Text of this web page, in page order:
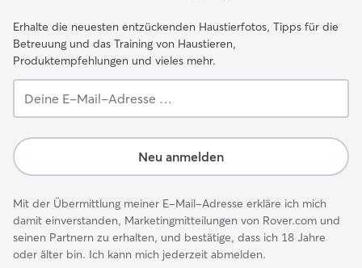
Erhalte die neuesten entzückenden Haustierfotos, Tipps für die
Betreuung und das Training von Haustieren,
Produktempfehlungen und vieles mehr.
E-
Adresse …
Neu anmelden
Mit der Übermittlung meiner E-Mail-Adresse erkläre ich mich
damit einverstanden, Marketingmitteilungen von Rover.com und
seinen Partnern zu erhalten, und bestätige, dass ich 18 Jahre
oder älter bin. Ich kann mich jederzeit abmelden.